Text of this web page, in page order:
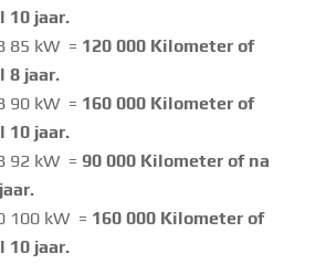
10 jaar.
85 kW = 120 000 Kilometer of
8 jaar.
90 kW = 160 000 Kilometer of
10 jaar.
92 kW = 90 000 Kilometer of na
100 kW = 160 000 Kilometer of
10 jaar.